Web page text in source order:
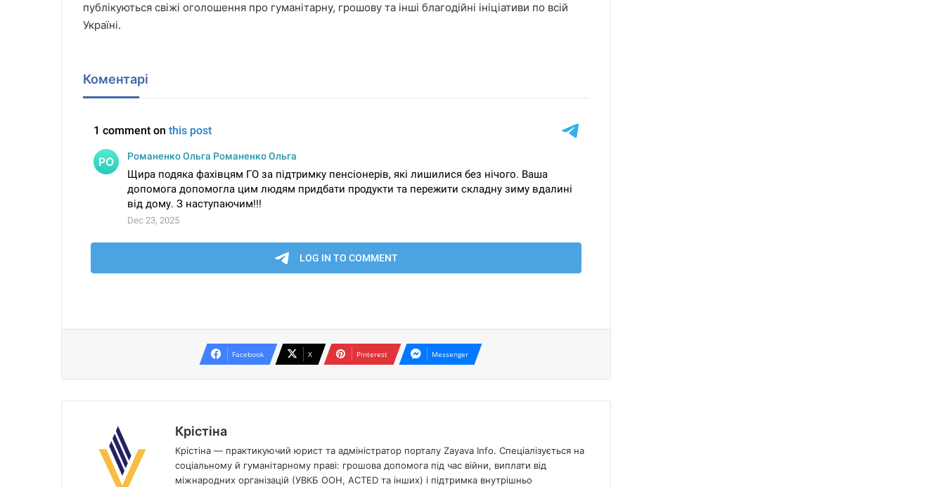
публікуються свіжі оголошення про гуманітарну, грошову та інші благодійні ініціативи по всій
Україні.
Коментарі
Facebook X Pinterest Messenger
Крістіна
Крістіна — практикуючий юрист та адміністратор порталу Zayava Info. Спеціалізується на
соціальному й гуманітарному праві: грошова допомога під час війни, виплати від
міжнародних організацій (УВКБ ООН, ACTED та інших) і підтримка внутрішньо